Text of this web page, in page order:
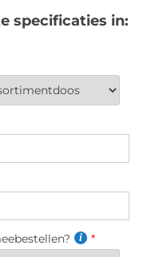
specificaties in: